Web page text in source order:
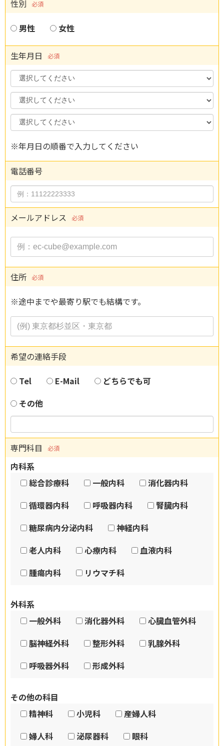
性別 必須
男性 女性
生年月日 必須
Year
Month
Day
※年月日の順番で入力してください
電話番号
メールアドレス 必須
住所 必須
※途中までや最寄り駅でも結構です。
希望の連絡手段
Tel E-Mail
どちらでも可
その他
専門科目 必須
内科系
総合診療科
一般内科
消化器内科
循環器内科
呼吸器内科
腎臓内科
糖尿病内分泌内科
神経内科
老人内科
心療内科
血液内科
腫瘍内科
リウマチ科
外科系
一般外科
消化器外科
心臓血管外科
脳神経外科
整形外科
乳腺外科
呼吸器外科
形成外科
その他の科目
精神科
小児科
産婦人科
婦人科
泌尿器科
眼科